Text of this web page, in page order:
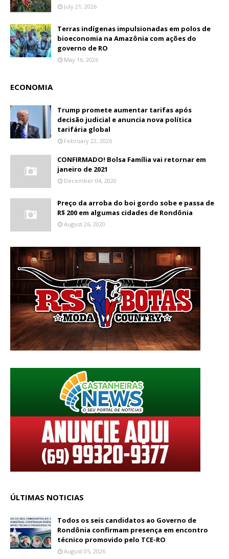
July 21, 2026
Terras indígenas impulsionadas em polos de
bioeconomia na Amazônia com ações do
governo de RO
May 16, 2026
ECONOMIA
Trump promete aumentar tarifas após
decisão judicial e anuncia nova política
tarifária global
February 22, 2026
CONFIRMADO! Bolsa Família vai retornar em
janeiro de 2021
December 04, 2020
Preço da arroba do boi gordo sobe e passa de
R$ 200 em algumas cidades de Rondônia
August 26, 2020
ÚLTIMAS NOTICIAS
Todos os seis candidatos ao Governo de
Rondônia confirmam presença em encontro
técnico promovido pelo TCE-RO
August 05, 2026